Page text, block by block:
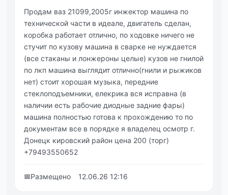
Продам ваз 21099,2005г инжектор машина по
технической части в идеале, двигатель сделан,
коробка работает отлично, по ходовке ничего не
стучит по кузову машина в сварке не нуждается
(все стаканы и лонжероны целые) кузов не гнилой
по лкп машина выглядит отлично(гнили и рыжиков
нет) стоит хорошая музыка, передние
стеклоподъемники, елекрика вся исправна (в
наличии есть рабочие диодные задние фары)
машина полностью готова к прохождению то по
документам все в порядке я владелец осмотр г.
Донецк кировский район цена 200 (торг)
+79493550652
📅Размещено 12.06.26 12:16